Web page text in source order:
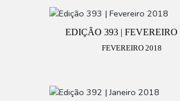
EDIÇÃO 393 | FEVEREIRO
FEVEREIRO 2018